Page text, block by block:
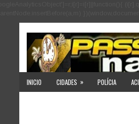
INICIO CIDADES » POLÍCIA